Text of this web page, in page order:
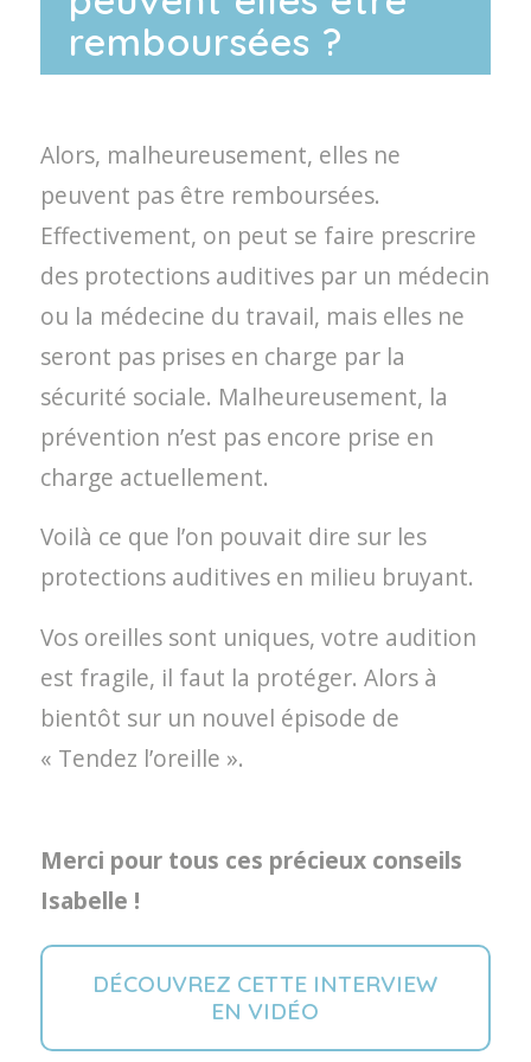
remboursées ?
Alors, malheureusement, elles ne
peuvent pas être remboursées.
Effectivement, on peut se faire prescrire
des protections auditives par un médecin
ou la médecine du travail, mais elles ne
seront pas prises en charge par la
sécurité sociale. Malheureusement, la
prévention n’est pas encore prise en
charge actuellement.
Voilà ce que l’on pouvait dire sur les
protections auditives en milieu bruyant.
Vos oreilles sont uniques, votre audition
est fragile, il faut la protéger. Alors à
bientôt sur un nouvel épisode de
« Tendez l’oreille ».
Merci pour tous ces précieux conseils
Isabelle !
DÉCOUVREZ CETTE INTERVIEW
EN VIDÉO